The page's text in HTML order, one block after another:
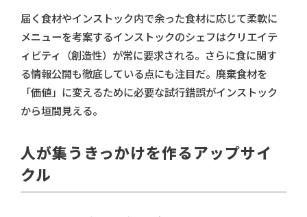
届く食材やインストック内で余った食材に応じて柔軟に
メニューを考案するインストックのシェフはクリエイテ
ィビティ（創造性）が常に要求される。さらに食に関す
る情報公開も徹底している点にも注目だ。廃棄食材を
「価値」に変えるために必要な試行錯誤がインストック
から垣間見える。
人が集うきっかけを作るアップサイ
クル